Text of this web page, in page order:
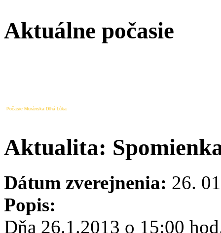
Aktuálne počasie
Počasie Muránska Dlhá Lúka
Aktualita:
Dátum zverejnenia: 26.
Popis:
Dňa 26.1.2013 o 15:00